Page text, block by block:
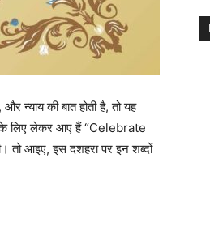
न्याय की बात होती है, तो यह
लिए लेकर आए हैं “Celebrate
आइए, इस दशहरा पर इन शब्दों